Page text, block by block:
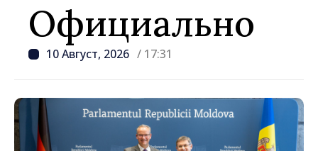
Официально
10 Август, 2026 / 17:31